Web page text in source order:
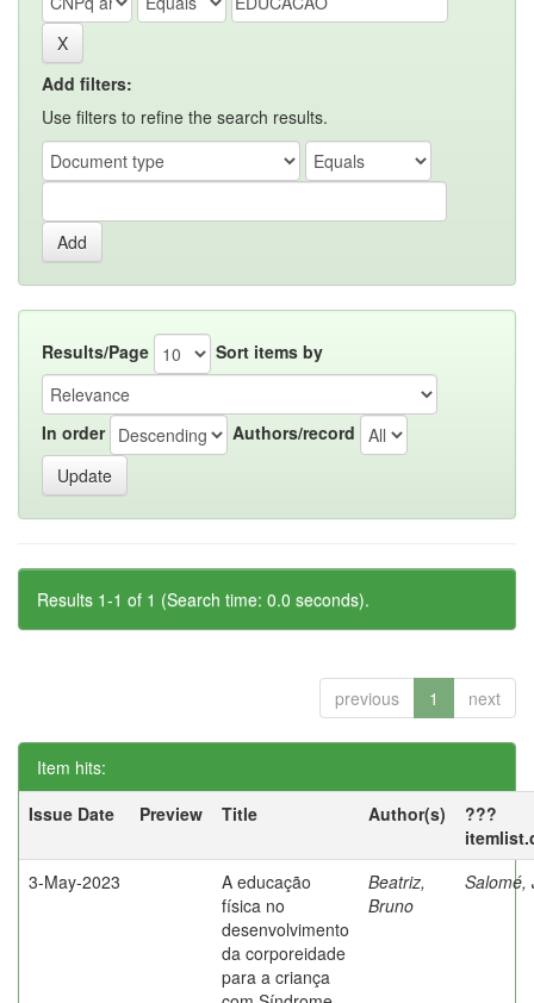
Add filters:
Use filters to refine the search results.
Results/Page Sort items by
In order Authors/record
Results 1-1 of 1 (Search time: 0.0 seconds).
previous 1 next
Item hits:
Issue Date
Preview Title Author(s)
???
3-May-2023
A educação
física no
desenvolvimento
da corporeidade
para a criança
Beatriz,
Bruno
Salomé,